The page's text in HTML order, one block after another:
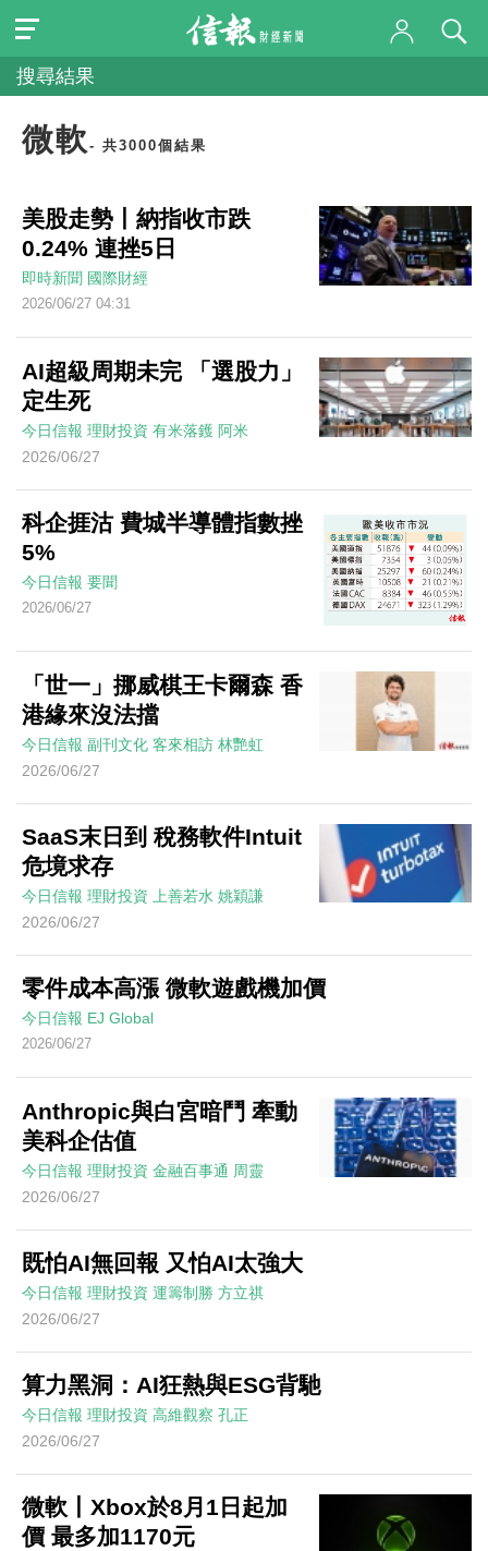
搜尋結果
微軟 - 共3000個結果
美股走勢丨納指收市跌
0.24% 連挫5日
即時新聞 國際財經
2026/06/27 04:31
AI超級周期未完 「選股力」
定生死
今日信報 理財投資 有米落鑊 阿米
2026/06/27
科企捱沽 費城半導體指數挫
5%
今日信報 要聞
2026/06/27
「世一」挪威棋王卡爾森 香
港緣來沒法擋
今日信報 副刊文化 客來相訪 林艷虹
2026/06/27
SaaS末日到 稅務軟件Intuit
危境求存
今日信報 理財投資 上善若水 姚穎謙
2026/06/27
零件成本高漲 微軟遊戲機加價
今日信報 EJ Global
2026/06/27
Anthropic與白宮暗鬥 牽動
美科企估值
今日信報 理財投資 金融百事通 周靈
2026/06/27
既怕AI無回報 又怕AI太強大
今日信報 理財投資 運籌制勝 方立祺
2026/06/27
算力黑洞：AI狂熱與ESG背馳
今日信報 理財投資 高維觀察 孔正
2026/06/27
微軟丨Xbox於8月1日起加
價 最多加1170元